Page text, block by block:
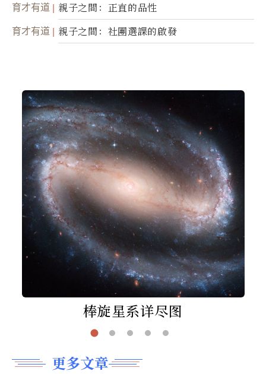
育才有道 親子之間：正直的品性
育才有道 親子之間：社團選課的啟發
棒旋星系详尽图
更多文章